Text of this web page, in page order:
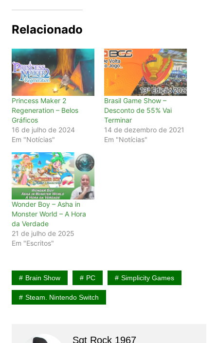
Relacionado
Princess Maker 2
Regeneration – Belos
Gráficos
16 de julho de 2024
Em "Notícias"
Brasil Game Show –
Desconto de 55% Vai
Terminar
14 de dezembro de 2021
Em "Notícias"
Wonder Boy – Asha in
Monster World – A Hora
da Verdade
21 de julho de 2025
Em "Escritos"
Brain Show PC Simplicity Games
Steam. Nintendo Switch
Sgt Rock 1967